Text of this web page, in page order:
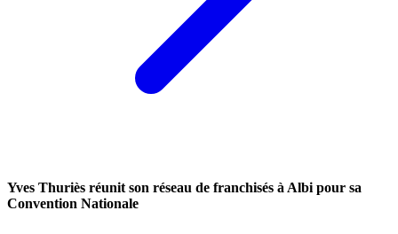
Yves Thuriès réunit son réseau de franchisés à Albi pour sa
Convention Nationale